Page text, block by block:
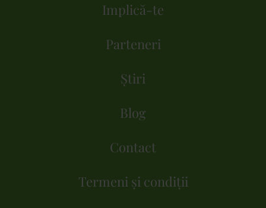
Implică-te
Parteneri
Știri
Blog
Contact
Termeni și condiții